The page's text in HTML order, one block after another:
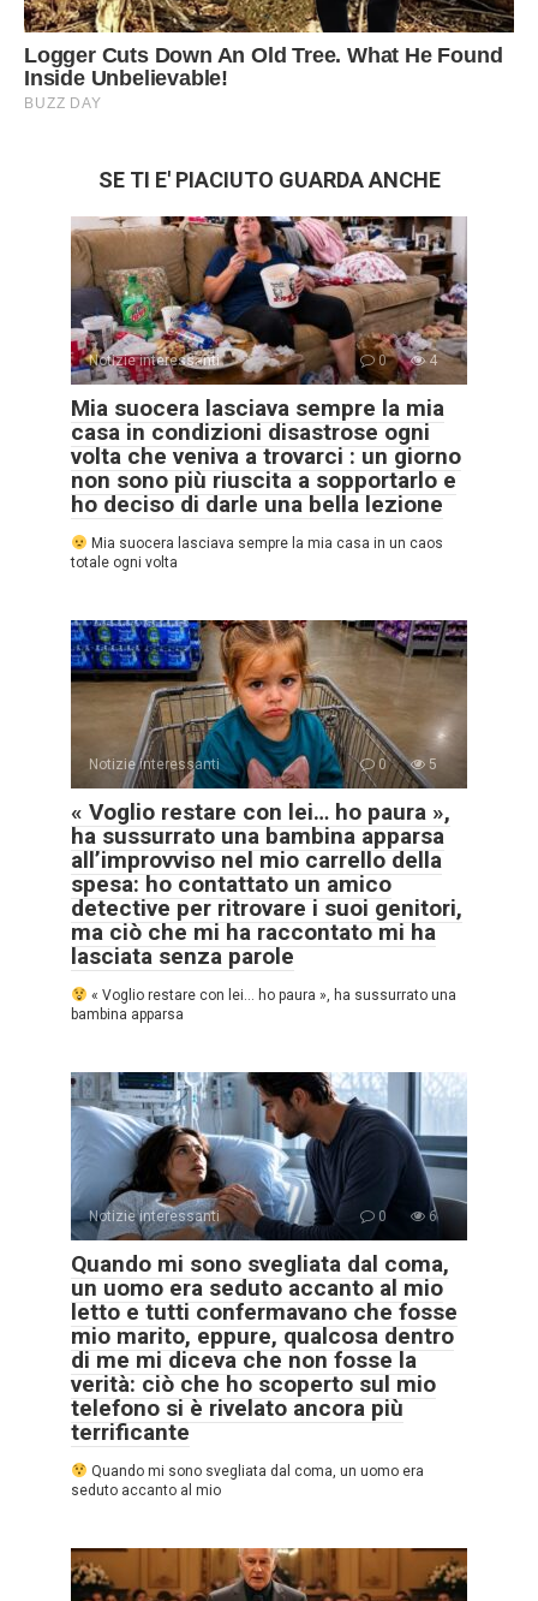
SE TI E' PIACIUTO GUARDA ANCHE
Notizie interessanti 0 4
Mia suocera lasciava sempre la mia
casa in condizioni disastrose ogni
volta che veniva a trovarci : un giorno
non sono più riuscita a sopportarlo e
ho deciso di darle una bella lezione
Mia suocera lasciava sempre la mia casa in un caos
totale ogni volta
Notizie interessanti 0 5
« Voglio restare con lei… ho paura »,
ha sussurrato una bambina apparsa
all’improvviso nel mio carrello della
spesa: ho contattato un amico
detective per ritrovare i suoi genitori,
ma ciò che mi ha raccontato mi ha
lasciata senza parole
« Voglio restare con lei… ho paura », ha sussurrato una
bambina apparsa
Notizie interessanti 0 6
Quando mi sono svegliata dal coma,
un uomo era seduto accanto al mio
letto e tutti confermavano che fosse
mio marito, eppure, qualcosa dentro
di me mi diceva che non fosse la
verità: ciò che ho scoperto sul mio
telefono si è rivelato ancora più
terrificante
Quando mi sono svegliata dal coma, un uomo era
seduto accanto al mio